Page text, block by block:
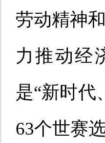
劳动精神
力推动经
是“新时代
63个世赛